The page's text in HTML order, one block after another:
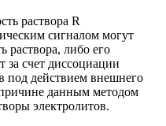
раствора R
сигналом могут
раствора, либо его
за счет диссоциации
под действием внешнего
данным методом
электролитов.